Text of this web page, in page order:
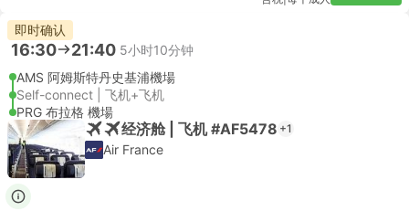
即时确认
16:30 21:40 5小时10分钟
AMS 阿姆斯特丹史基浦機場
Self-connect | 飞机+飞机
PRG 布拉格 機場
经济舱 | 飞机 #AF5478 +1
Air France